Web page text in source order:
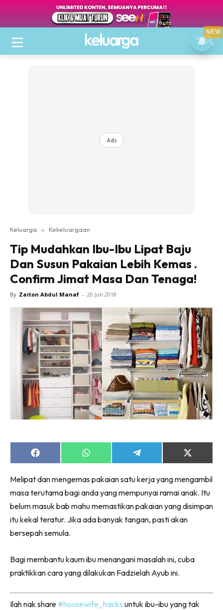
Ads
Keluarga » Kekeluargaan
Tip Mudahkan Ibu-Ibu Lipat Baju
Dan Susun Pakaian Lebih Kemas .
Confirm Jimat Masa Dan Tenaga!
By Zaiton Abdul Manaf - 20 Jun 2018
Share
on
Share
on
Share
on
Share
on
(Twitter)
Melipat dan mengemas pakaian satu kerja yang mengambil
masa terutama bagi anda yang mempunyai ramai anak. Itu
belum masuk bab mahu memastikan pakaian yang disimpan
itu kekal teratur. Jika ada banyak tangan, pasti akan
bersepah semula.
Bagi membantu kaum ibu menangani masalah ini, cuba
praktikkan cara yang dilakukan Fadzielah Ayub ini.
Ilah nak share #housewife_hacks untuk ibu-ibu yang tak
NEW